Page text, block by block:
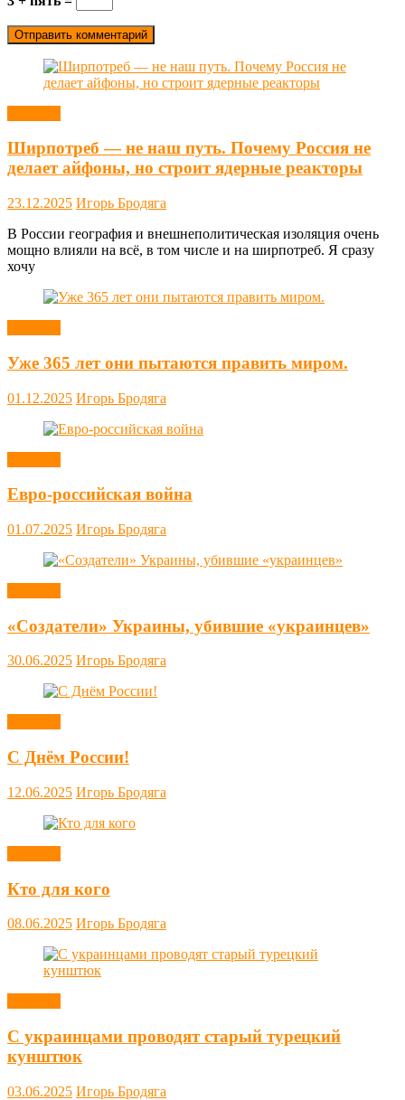
Ширпотреб — не наш путь. Почему Россия не
делает айфоны, но строит ядерные реакторы
23.12.2025 Игорь Бродяга
В России география и внешнеполитическая изоляция очень
мощно влияли на всё, в том числе и на ширпотреб. Я сразу
хочу
Уже 365 лет они пытаются править миром.
01.12.2025 Игорь Бродяга
Евро-российская война
01.07.2025 Игорь Бродяга
«Создатели» Украины, убившие «украинцев»
30.06.2025 Игорь Бродяга
С Днём России!
12.06.2025 Игорь Бродяга
Кто для кого
08.06.2025 Игорь Бродяга
С украинцами проводят старый турецкий
кунштюк
03.06.2025 Игорь Бродяга